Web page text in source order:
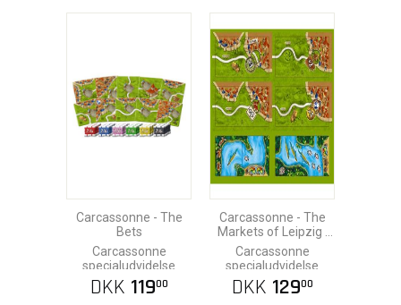
Carcassonne - The
Bets
Carcassonne
specialudvidelse
DKK 11900
Carcassonne - The
Markets of Leipzig |
Amazonas mini-
udvidelse
Carcassonne
specialudvidelse
DKK 12900